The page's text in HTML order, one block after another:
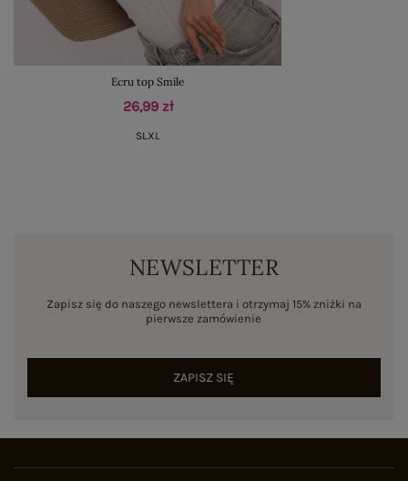
Ecru top Smile
26,99 zł
SLXL
NEWSLETTER
Zapisz się do naszego newslettera i otrzymaj 15% zniżki na
pierwsze zamówienie
ZAPISZ SIĘ